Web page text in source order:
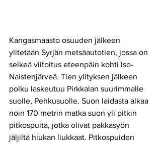
Kangasmaasto osuuden jälkeen
ylitetään Syrjän metsäautotien, jossa on
selkeä viitoitus eteenpäin kohti Iso-
Naistenjärveä. Tien ylityksen jälkeen
polku laskeutuu Pirkkalan suurimmalle
suolle, Pehkusuolle. Suon laidasta alkaa
noin 170 metrin matka suon yli pitkin
pitkospuita, jotka olivat pakkasyön
jäljiltä hiukan liukkaat. Pitkospuiden